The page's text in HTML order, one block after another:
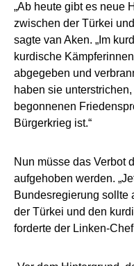
„Ab heute gibt es neue
zwischen der Türkei
sagte van Aken. „Im
kurdische
abgegeben und
haben sie
begonnenen
Bürgerkrieg ist.“
Nun müsse das Verbot
aufgehoben werden.
Bundesregierung sollte
der Türkei und den
forderte der Linken-